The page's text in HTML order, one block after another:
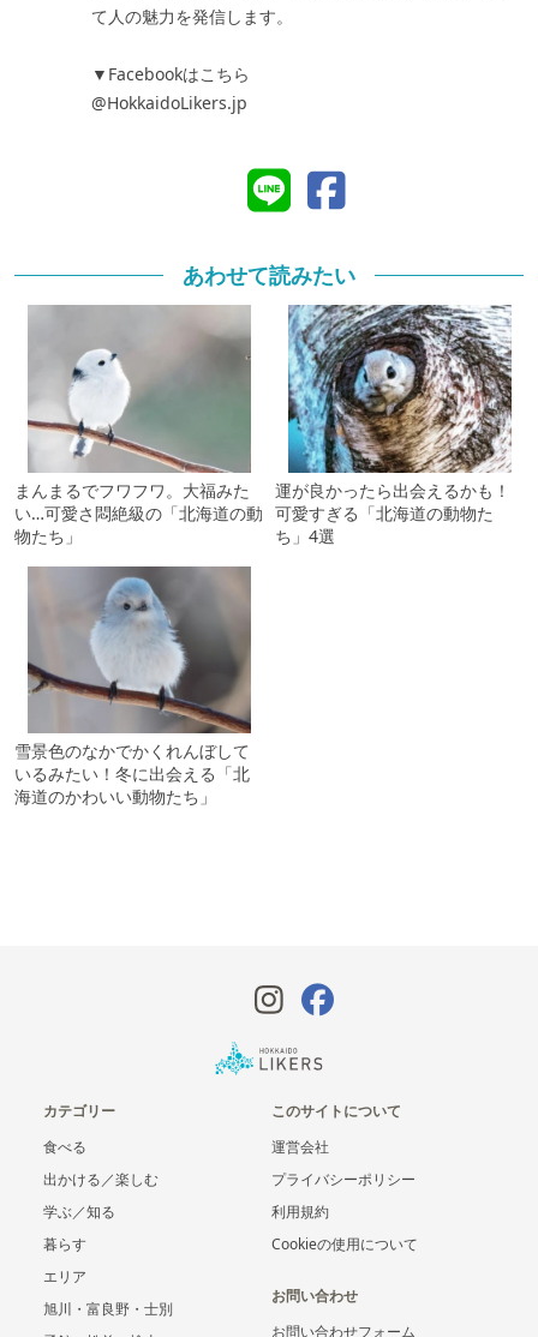
て人の魅力を発信します。
▼Facebookはこちら
@HokkaidoLikers.jp
あわせて読みたい
まんまるでフワフワ。大福みた
い…可愛さ悶絶級の「北海道の動
物たち」
運が良かったら出会えるかも！
可愛すぎる「北海道の動物た
ち」4選
雪景色のなかでかくれんぼして
いるみたい！冬に出会える「北
海道のかわいい動物たち」
カテゴリー
食べる
出かける／楽しむ
学ぶ／知る
暮らす
エリア
旭川・富良野・士別
このサイトについて
運営会社
プライバシーポリシー
利用規約
Cookieの使用について
お問い合わせ
お問い合わせフォーム